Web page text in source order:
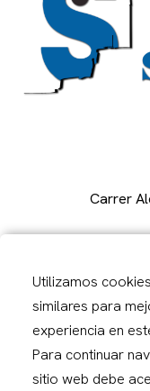
Carrer
De
Utilizamos
similares para
experiencia en
Para continuar
sitio web debe